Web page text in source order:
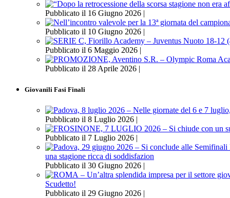
Pubblicato il 16 Giugno 2026 |
Pubblicato il 10 Giugno 2026 |
Pubblicato il 6 Maggio 2026 |
Pubblicato il 28 Aprile 2026 |
Giovanili Fasi Finali
Pubblicato il 8 Luglio 2026 |
Pubblicato il 7 Luglio 2026 |
una stagione ricca di soddisfazion
Pubblicato il 30 Giugno 2026 |
Scudetto!
Pubblicato il 29 Giugno 2026 |